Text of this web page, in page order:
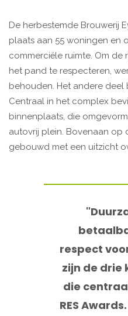
De herbestemde Brouwerij
plaats aan 55 woningen en
commerciële ruimte. Om de
het pand te respecteren,
behouden. Het andere deel
Centraal in het complex
binnenplaats, die
autovrij plein. Bovenaan op
gebouwd met een uitzicht
respect
zijn de drie
die
RES